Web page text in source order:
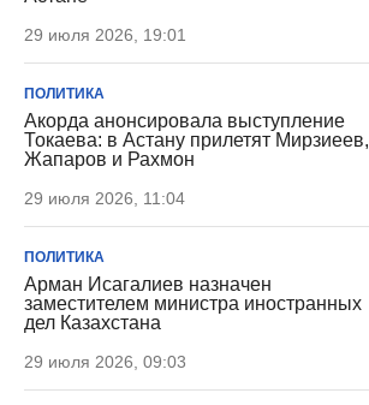
29 июля 2026, 19:01
ПОЛИТИКА
Акорда анонсировала выступление
Токаева: в Астану прилетят Мирзиеев,
Жапаров и Рахмон
29 июля 2026, 11:04
ПОЛИТИКА
Арман Исагалиев назначен
заместителем министра иностранных
дел Казахстана
29 июля 2026, 09:03